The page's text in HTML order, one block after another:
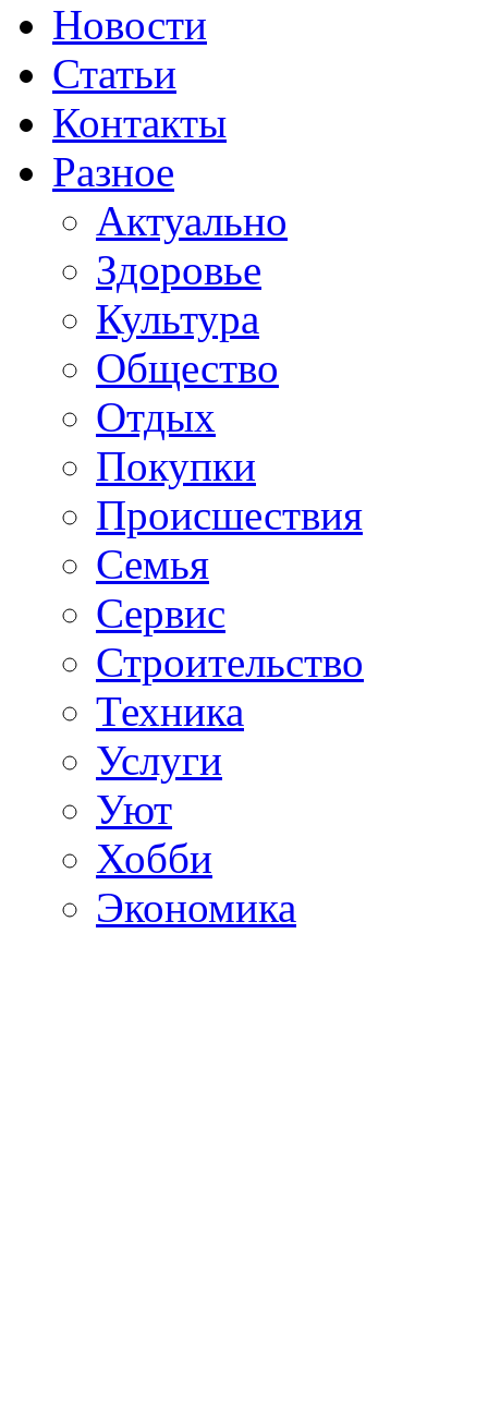
Новости
Статьи
Контакты
Разное
Актуально
Здоровье
Культура
Общество
Отдых
Покупки
Происшествия
Семья
Сервис
Строительство
Техника
Услуги
Уют
Хобби
Экономика